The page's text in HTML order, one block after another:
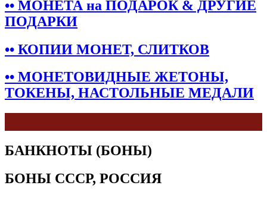
•• МОНЕТА на ПОДАРОК & ДРУГИЕ
ПОДАРКИ
•• КОПИИ МОНЕТ, СЛИТКОВ
•• МОНЕТОВИДНЫЕ ЖЕТОНЫ,
ТОКЕНЫ, НАСТОЛЬНЫЕ МЕДАЛИ
БАНКНОТЫ (БОНЫ)
БОНЫ СССР, РОССИЯ